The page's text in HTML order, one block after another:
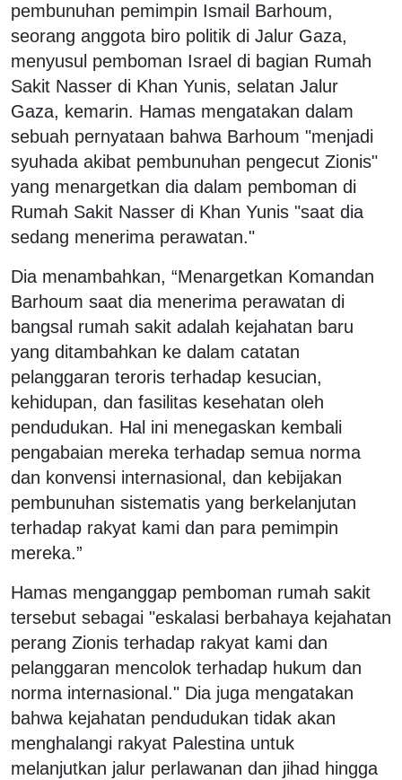
pembunuhan pemimpin Ismail Barhoum,
seorang anggota biro politik di Jalur Gaza,
menyusul pemboman Israel di bagian Rumah
Sakit Nasser di Khan Yunis, selatan Jalur
Gaza, kemarin. Hamas mengatakan dalam
sebuah pernyataan bahwa Barhoum "menjadi
syuhada akibat pembunuhan pengecut Zionis"
yang menargetkan dia dalam pemboman di
Rumah Sakit Nasser di Khan Yunis "saat dia
sedang menerima perawatan."
Dia menambahkan, “Menargetkan Komandan
Barhoum saat dia menerima perawatan di
bangsal rumah sakit adalah kejahatan baru
yang ditambahkan ke dalam catatan
pelanggaran teroris terhadap kesucian,
kehidupan, dan fasilitas kesehatan oleh
pendudukan. Hal ini menegaskan kembali
pengabaian mereka terhadap semua norma
dan konvensi internasional, dan kebijakan
pembunuhan sistematis yang berkelanjutan
terhadap rakyat kami dan para pemimpin
mereka.”
Hamas menganggap pemboman rumah sakit
tersebut sebagai "eskalasi berbahaya kejahatan
perang Zionis terhadap rakyat kami dan
pelanggaran mencolok terhadap hukum dan
norma internasional." Dia juga mengatakan
bahwa kejahatan pendudukan tidak akan
menghalangi rakyat Palestina untuk
melanjutkan jalur perlawanan dan jihad hingga